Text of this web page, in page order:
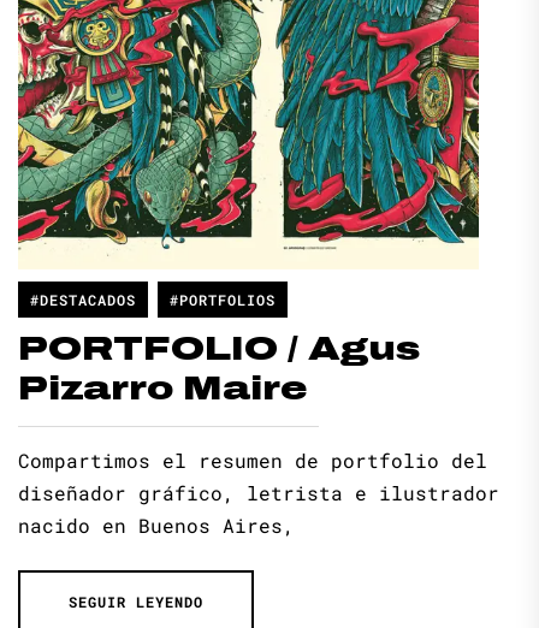
#DESTACADOS #PORTFOLIOS
PORTFOLIO / Agus
Pizarro Maire
Compartimos el resumen de portfolio del
diseñador gráfico, letrista e ilustrador
nacido en Buenos Aires,
SEGUIR LEYENDO